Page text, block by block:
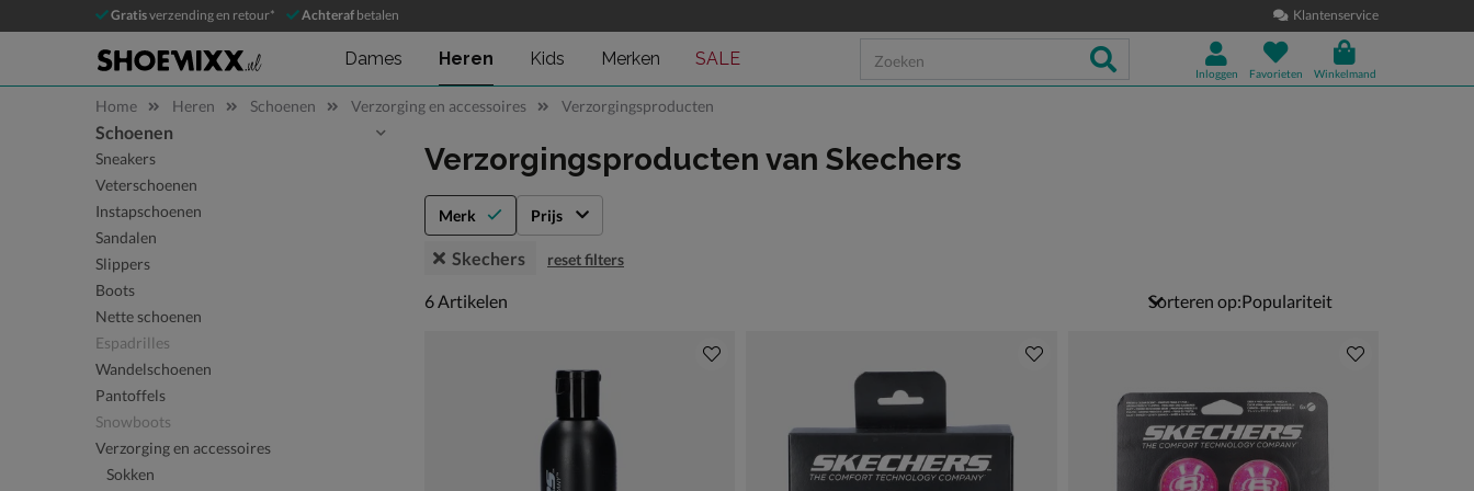
Gratisverzending en retour* Achteraf betalen Klantenservice
Dames Heren Kids Merken SALE
Inloggen Favorieten Winkelmand
Home Heren Schoenen Verzorging en accessoires Verzorgingsproducten
Sla categorieën over
Schoenen
Sneakers
Veterschoenen
Instapschoenen
Sandalen
Slippers
Boots
Nette schoenen
Espadrilles
Wandelschoenen
Pantoffels
Snowboots
Verzorging en accessoires
Sokken
Verzorgingsproducten van Skechers
Merk Prijs
Skechers reset filters
6 artikelen
6Artikelen Sorteren op: